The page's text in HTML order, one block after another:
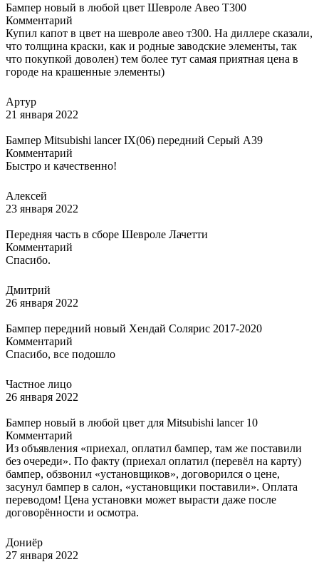
Бампер новый в любой цвет Шевроле Авео Т300
Комментарий
Купил капот в цвет на шевроле авео т300. На диллере сказали,
что толщина краски, как и родные заводские элементы, так
что покупкой доволен) тем более тут самая приятная цена в
городе на крашенные элементы)
Артур
21 января 2022
Бампер Mitsubishi lancer IX(06) передний Серый A39
Комментарий
Быстро и качественно!
Алексей
23 января 2022
Передняя часть в сборе Шевроле Лачетти
Комментарий
Спасибо.
Дмитрий
26 января 2022
Бампер передний новый Хендай Солярис 2017-2020
Комментарий
Спасибо, все подошло
Частное лицо
26 января 2022
Бампер новый в любой цвет для Mitsubishi lancer 10
Комментарий
Из объявления «приехал, оплатил бампер, там же поставили
без очереди». По факту (приехал оплатил (перевёл на карту)
бампер, обзвонил «установщиков», договорился о цене,
засунул бампер в салон, «установщики поставили». Оплата
переводом! Цена установки может вырасти даже после
договорённости и осмотра.
Дониёр
27 января 2022